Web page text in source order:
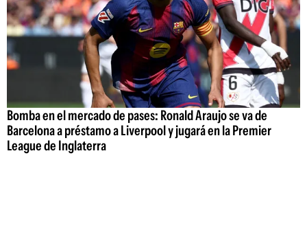
Bomba en el mercado de pases: Ronald Araujo se va de
Barcelona a préstamo a Liverpool y jugará en la Premier
League de Inglaterra